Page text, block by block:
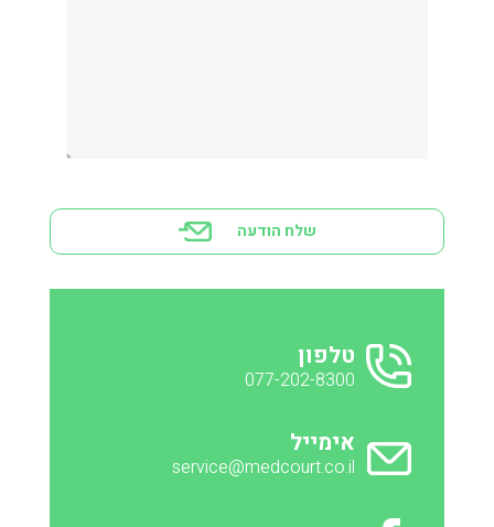
שלח הודעה
טלפון
077-202-8300
אימייל
service@medcourt.co.il